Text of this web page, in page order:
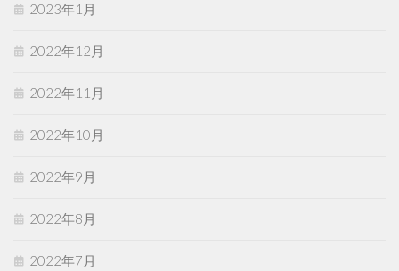
2023年1月
2022年12月
2022年11月
2022年10月
2022年9月
2022年8月
2022年7月